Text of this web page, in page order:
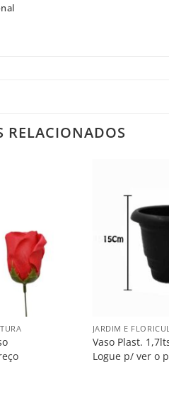
RELACIONADOS
JARDIM E
Vaso Plast.
Logue p/ ver o